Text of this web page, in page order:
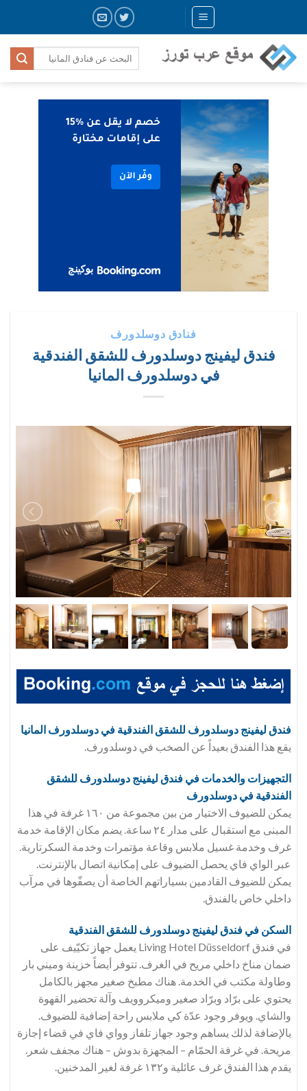
content
فنادق دوسلدورف
فندق ليفينج دوسلدورف للشقق الفندقية
في دوسلدورف المانيا
فندق ليفينج دوسلدورف للشقق الفندقية في دوسلدورف المانيا
يقع هذا الفندق بعيداً عن الصخب في دوسلدورف.
التجهيزات والخدمات في فندق ليفينج دوسلدورف للشقق
الفندقية في دوسلدورف
يمكن للضيوف الاختيار من بين مجموعة من ١٦٠ غرفة في هذا
المبنى مع استقبال على مدار ٢٤ ساعة. يضم مكان الإقامة خدمة
غرف وخدمة غسيل ملابس وقاعة مؤتمرات وخدمة السكرتارية.
عبر الواي فاي يحصل الضيوف على إمكانية اتصال بالإنترنت.
يمكن للضيوف القادمين بسياراتهم الخاصة أن يصفّوها في مرآب
داخلي خاص بالفندق.
السكن في فندق ليفينج دوسلدورف للشقق الفندقية
في فندق Living Hotel Düsseldorf يعمل جهاز تكيّيف على
ضمان مناخ داخلي مريح في الغرف. تتوفر أيضاً خزينة وميني بار
وطاولة مكتب في الخدمة. هناك مطبخ صغير مجهز بالكامل
يحتوي على برّاد وبرّاد صغير وميكروويف وآلة تحضير القهوة
والشاي. ويوفر وجود عدّة كي ملابس راحة إضافية للضيوف.
بالإضافة لذلك يساهم وجود جهاز تلفاز وواي فاي في قضاء إجازة
مريحة. في غرفة الحمّام – المجهزة بدوش – هناك مجفف شعر.
يقدم هذا الفندق غرف عائلية و١٣٢ غرفة لغير المدخنين.